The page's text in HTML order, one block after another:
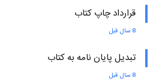
قرارداد چاپ کتاب
8 سال قبل
تبدیل پایان نامه به کتاب
8 سال قبل